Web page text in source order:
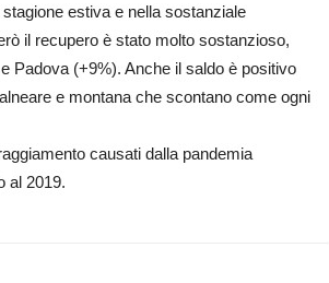
estiva e nella sostanziale
il recupero è stato molto sostanzioso,
Padova (+9%). Anche il saldo è positivo
e montana che scontano come ogni
causati dalla pandemia
al 2019.